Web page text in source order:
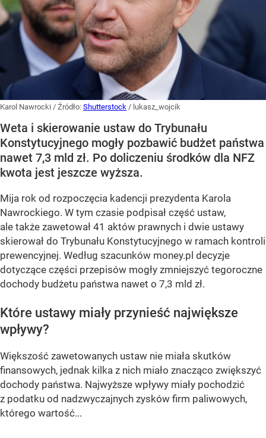
Karol Nawrocki / Źródło: Shutterstock / lukasz_wojcik
Weta i skierowanie ustaw do Trybunału
Konstytucyjnego mogły pozbawić budżet państwa
nawet 7,3 mld zł. Po doliczeniu środków dla NFZ
kwota jest jeszcze wyższa.
Mija rok od rozpoczęcia kadencji prezydenta Karola
Nawrockiego. W tym czasie podpisał część ustaw,
ale także zawetował 41 aktów prawnych i dwie ustawy
skierował do Trybunału Konstytucyjnego w ramach kontroli
prewencyjnej. Według szacunków money.pl decyzje
dotyczące części przepisów mogły zmniejszyć tegoroczne
dochody budżetu państwa nawet o 7,3 mld zł.
Które ustawy miały przynieść największe
wpływy?
Większość zawetowanych ustaw nie miała skutków
finansowych, jednak kilka z nich miało znacząco zwiększyć
dochody państwa. Najwyższe wpływy miały pochodzić
z podatku od nadzwyczajnych zysków firm paliwowych,
którego wartość...